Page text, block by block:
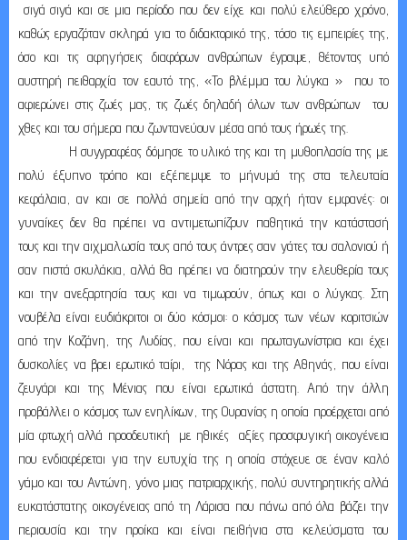
σιγά σιγά και σε μια περίοδο που δεν είχε και πολύ ελεύθερο χρόνο,
καθώς εργαζόταν σκληρά για το διδακτορικό της, τόσο τις εμπειρίες της,
όσο και τις αφηγήσεις διαφόρων ανθρώπων έγραψε, θέτοντας υπό
αυστηρή πειθαρχία τον εαυτό της, «Το βλέμμα του λύγκα » που το
αφιερώνει στις ζωές μας, τις ζωές δηλαδή όλων των ανθρώπων του
χθες και του σήμερα που ζωντανεύουν μέσα από τους ήρωές της.
Η συγγραφέας δόμησε το υλικό της και τη μυθοπλασία της με
πολύ έξυπνο τρόπο και εξέπεμψε το μήνυμά της στα τελευταία
κεφάλαια, αν και σε πολλά σημεία από την αρχή ήταν εμφανές: οι
γυναίκες δεν θα πρέπει να αντιμετωπίζουν παθητικά την κατάστασή
τους και την αιχμαλωσία τους από τους άντρες σαν γάτες του σαλονιού ή
σαν πιστά σκυλάκια, αλλά θα πρέπει να διατηρούν την ελευθερία τους
και την ανεξαρτησία τους και να τιμωρούν, όπως και ο λύγκας. Στη
νουβέλα είναι ευδιάκριτοι οι δύο κόσμοι: ο κόσμος των νέων κοριτσιών
από την Κοζάνη, της Λυδίας, που είναι και πρωταγωνίστρια και έχει
δυσκολίες να βρει ερωτικό ταίρι, της Νόρας και της Αθηνάς, που είναι
ζευγάρι και της Μένιας που είναι ερωτικά άστατη. Από την άλλη
προβάλλει ο κόσμος των ενηλίκων, της Ουρανίας η οποία προέρχεται από
μία φτωχή αλλά προοδευτική με ηθικές αξίες προσφυγική οικογένεια
που ενδιαφέρεται για την ευτυχία της η οποία στόχευε σε έναν καλό
γάμο και του Αντώνη, γόνο μιας πατριαρχικής, πολύ συντηρητικής αλλά
ευκατάστατης οικογένειας από τη Λάρισα που πάνω από όλα βάζει την
περιουσία και την προίκα και είναι πειθήνια στα κελεύσματα του